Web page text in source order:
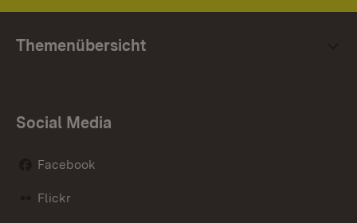
Themenübersicht
Social Media
Facebook
Flickr